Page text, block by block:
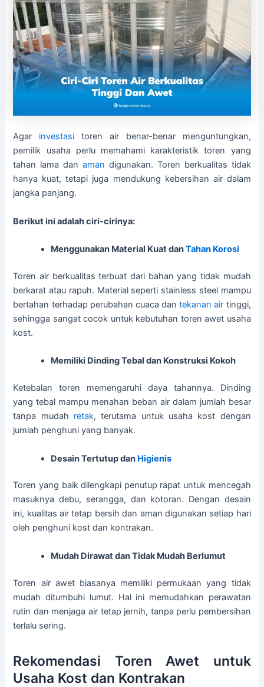
Agar investasi toren air benar-benar menguntungkan,
pemilik usaha perlu memahami karakteristik toren yang
tahan lama danaman digunakan. Toren berkualitas tidak
hanya kuat, tetapi juga mendukung kebersihan air dalam
jangka panjang.
Berikut ini adalah ciri-cirinya:
Menggunakan Material Kuat danTahan Korosi
Toren air berkualitas terbuat dari bahan yang tidak mudah
berkarat atau rapuh. Material seperti stainless steel mampu
bertahan terhadap perubahan cuaca dantekanan air tinggi,
sehingga sangat cocok untuk kebutuhan toren awet usaha
kost.
Memiliki Dinding Tebal dan Konstruksi Kokoh
Ketebalan toren memengaruhi daya tahannya. Dinding
yang tebal mampu menahan beban air dalam jumlah besar
tanpa mudah retak, terutama untuk usaha kost dengan
jumlah penghuni yang banyak.
Desain Tertutup dan Higienis
Toren yang baik dilengkapi penutup rapat untuk mencegah
masuknya debu, serangga, dan kotoran. Dengan desain
ini, kualitas air tetap bersih dan aman digunakan setiap hari
oleh penghuni kost dan kontrakan.
Mudah Dirawat dan Tidak Mudah Berlumut
Toren air awet biasanya memiliki permukaan yang tidak
mudah ditumbuhi lumut. Hal ini memudahkan perawatan
rutin dan menjaga air tetap jernih, tanpa perlu pembersihan
terlalu sering.
Rekomendasi Toren Awet untuk
Usaha Kost dan Kontrakan